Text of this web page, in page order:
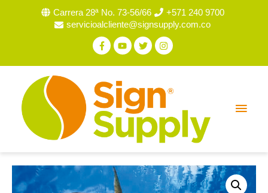
Carrera 28ª No. 73-56/66
+571 240 9700
servicioalcliente@signsupply.com.co